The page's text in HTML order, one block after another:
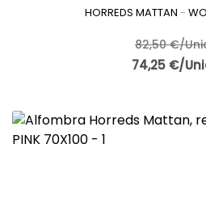
HORREDS MATTAN -
82,50 €/
74,25 €/